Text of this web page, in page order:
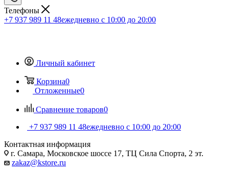
Телефоны
+7 937 989 11 48ежедневно с 10:00 до 20:00
Личный кабинет
Корзина0
Отложенные0
Сравнение товаров0
+7 937 989 11 48ежедневно с 10:00 до 20:00
Контактная информация
г. Самара, Московское шоссе 17, ТЦ Сила Спорта, 2 эт.
zakaz@kstore.ru